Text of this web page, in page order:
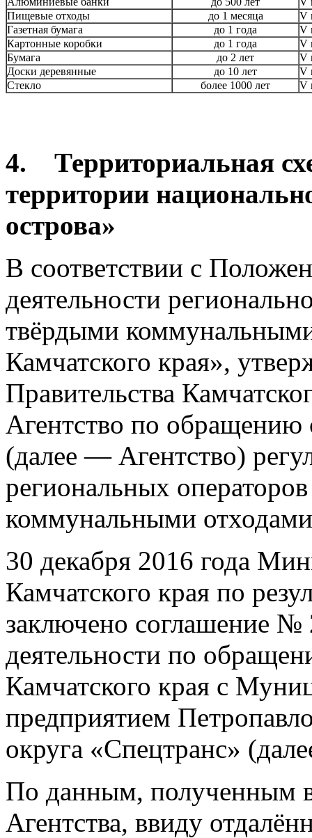
Пищевые отходы
до 1 месяца
V
Газетная бумага
до 1 года
V
Картонные коробки
до 1 года
V
Бумага
до 2 лет
V
Доски деревянные
до 10 лет
V
Стекло
более 1000 лет V
4. Территориальная
территории
острова»
В соответствии с
деятельности
твёрдыми
Камчатского края»,
Правительства
Агентство по обращению
(далее — Агентство)
региональных
коммунальными
30 декабря 2016 года
Камчатского края по
заключено соглашение №
деятельности по
Камчатского края с
предприятием
округа «Спецтранс»
По данным, полученным
Агентства, ввиду